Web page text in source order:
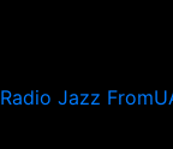
Radio Jazz